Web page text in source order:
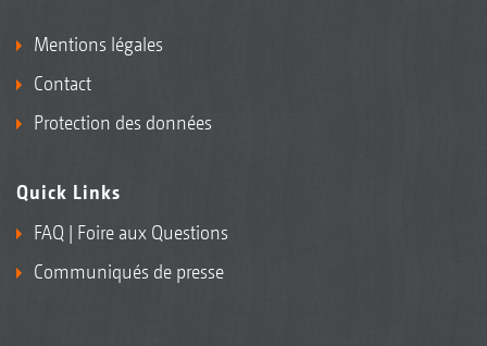
Mentions légales
Contact
Protection des données
Quick Links
FAQ | Foire aux Questions
Communiqués de presse